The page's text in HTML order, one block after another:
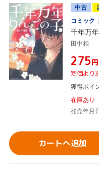
中古
コミック
千年万
田中相
¥275円
定価より
獲得ポイ
在庫あり
発売年月
カートへ追加